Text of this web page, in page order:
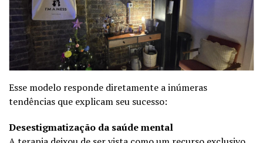
Esse modelo responde diretamente a inúmeras
tendências que explicam seu sucesso:
Desestigmatização da saúde mental